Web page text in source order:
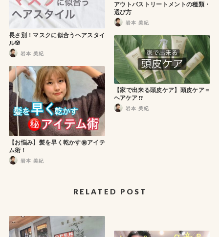
長さ別！マスクに似合うヘアスタイ
ル🌸
岩本 美紀
アウトバストリートメントの種類・
選び方
岩本 美紀
【家で出来る頭皮ケア】頭皮ケア＝
ヘアケア !?
岩本 美紀
【お悩み】髪を早く乾かす㊙️アイテ
ム術！
岩本 美紀
RELATED POST